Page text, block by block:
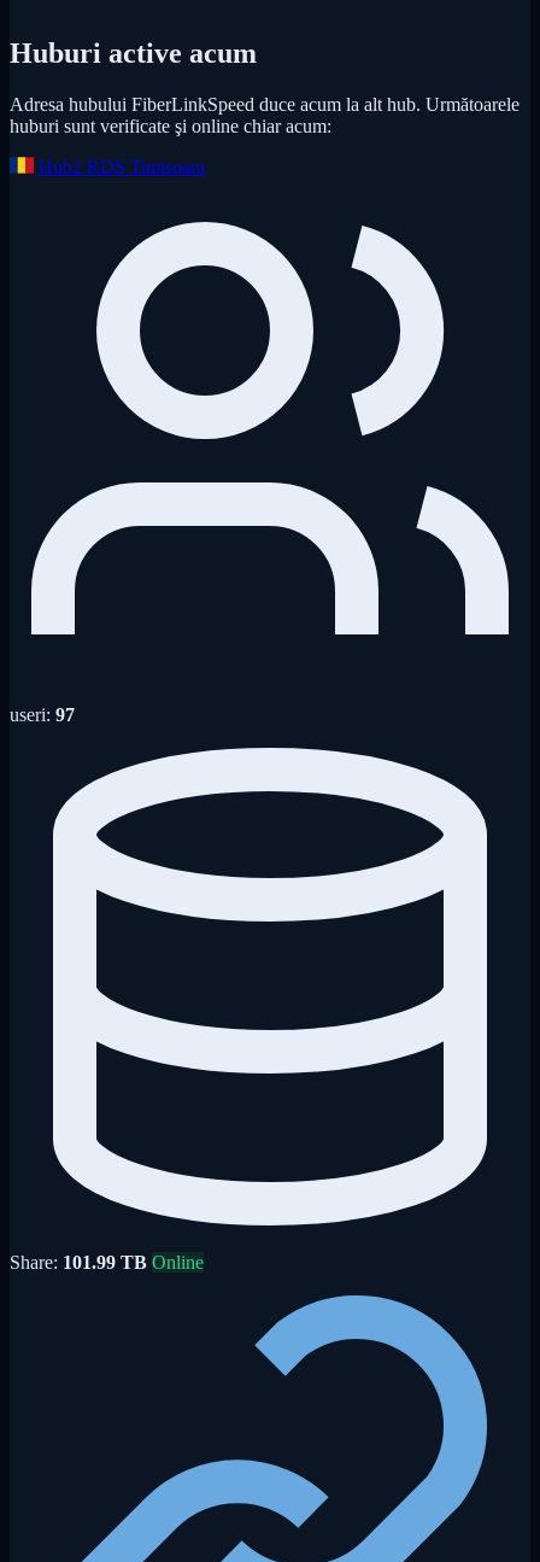
Huburi active acum
Adresa hubului FiberLinkSpeed duce acum la alt hub. Următoarele
huburi sunt verificate şi online chiar acum:
Hub2 RDS Timisoara
useri: 97
Share: 101.99 TB Online